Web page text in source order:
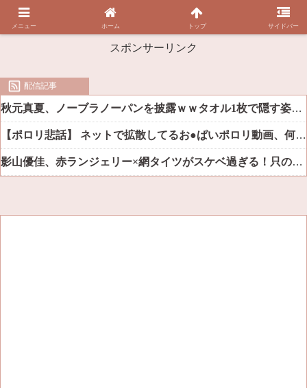
スポンサーリンク
配信記事
秋元真夏、ノーブラノーパンを披露ｗｗタオル1枚で隠す姿がほぼA●女優・・
【ポロリ悲話】 ネットで拡散してるお●ぱいポロリ動画、何故か叩かれる・・・
影山優佳、赤ランジェリー×網タイツがスケベ過ぎる！只の痴女だろ・・・
メニュー ホーム トップ サイドバー